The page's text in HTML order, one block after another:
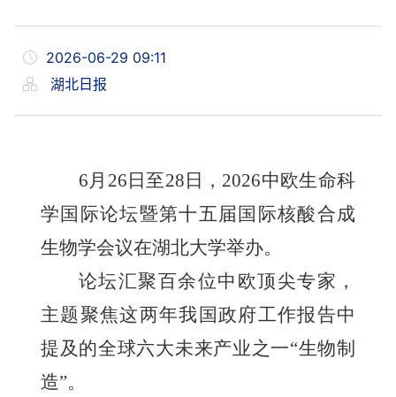
2026-06-29 09:11
湖北日报
6月26日至28日，2026中欧生命科
学国际论坛暨第十五届国际核酸合成
生物学会议在湖北大学举办。
论坛汇聚百余位中欧顶尖专家，
主题聚焦这两年我国政府工作报告中
提及的全球六大未来产业之一“生物制
造”。